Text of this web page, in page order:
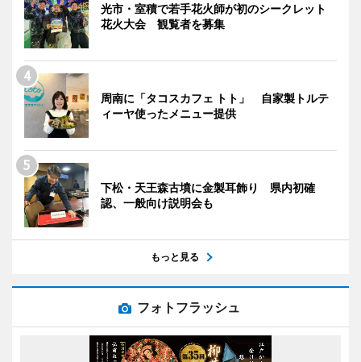
光市・室積で若手花火師が初のシークレット
花火大会 観覧者を募集
周南に「タコスカフェ トト」 自家製トルテ
ィーヤ使ったメニュー提供
下松・天王森古墳に金製耳飾り 県内初確
認、一般向け説明会も
もっと見る
フォトフラッシュ